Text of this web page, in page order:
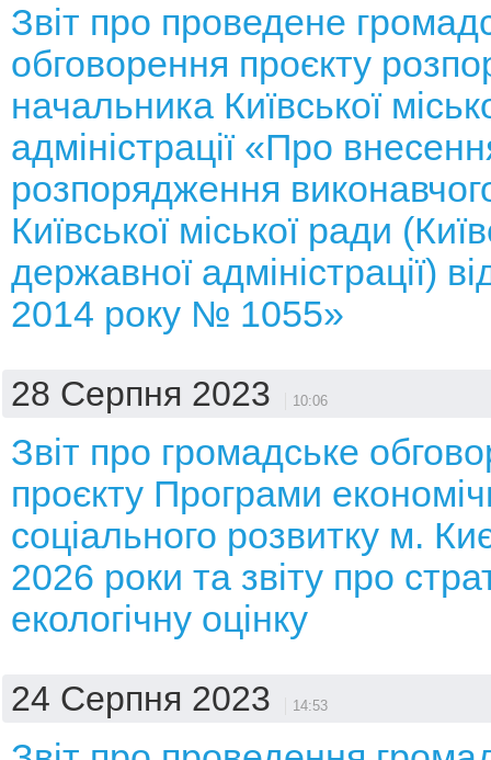
Звіт про проведене
обговорення проєкту
начальника Київської
адміністрації «Про
розпорядження
Київської міської ради
державної адміністрації)
2014 року № 1055»
28 Серпня 2023 10:06
Звіт про громадське
проєкту Програми
соціального розвитку м.
2026 роки та звіту про
екологічну оцінку
24 Серпня 2023 14:53